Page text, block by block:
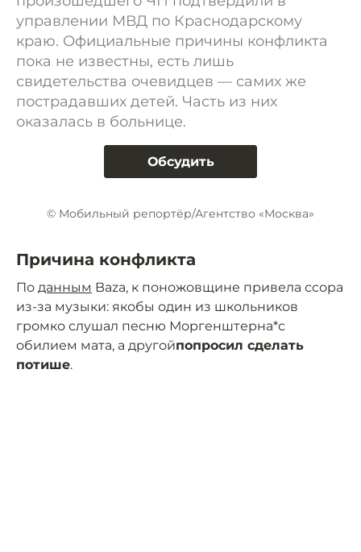
управлении МВД по Краснодарскому
краю. Официальные причины конфликта
пока не известны, есть лишь
свидетельства очевидцев — самих же
пострадавших детей. Часть из них
оказалась в больнице.
Обсудить
© Мобильный репортёр/Агентство «Москва»
Причина конфликта
По данным Baza, к поножовщине привела ссора
из-за музыки: якобы один из школьников
громко слушал песню Моргенштерна*с
обилием мата, а другойпопросил сделать
потише.